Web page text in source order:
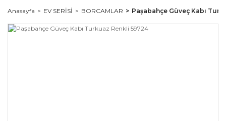
Anasayfa EV SERİSİ BORCAMLAR Paşabahçe Güveç Kabı